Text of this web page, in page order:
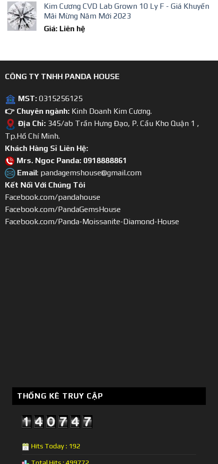
Kim Cương CVD Lab Grown 10 Ly F - Giá Khuyến
Mãi Mừng Năm Mới 2023
Giá: Liên hệ
CÔNG TY TNHH PANDA HOUSE
MST: 0315256125
👉 Chuyên ngành: Kinh Doanh Kim Cương.
Địa Chỉ:345/ab Trần Hưng Đạo, P. Cầu Kho Quận 1 ,
Tp.Hồ Chí Minh.
Khách Hàng Sỉ Liên Hệ:
Mrs. Ngoc Panda: 0918888861
Email: pandagemshouse@gmail.com
Kết Nối Với Chúng Tôi
Facebook.com/pandahouse
Facebook.com/PandaGemsHouse
Facebook.com/Panda-Moissanite-Diamond-House
THỐNG KÊ TRUY CẬP
Hits Today : 192